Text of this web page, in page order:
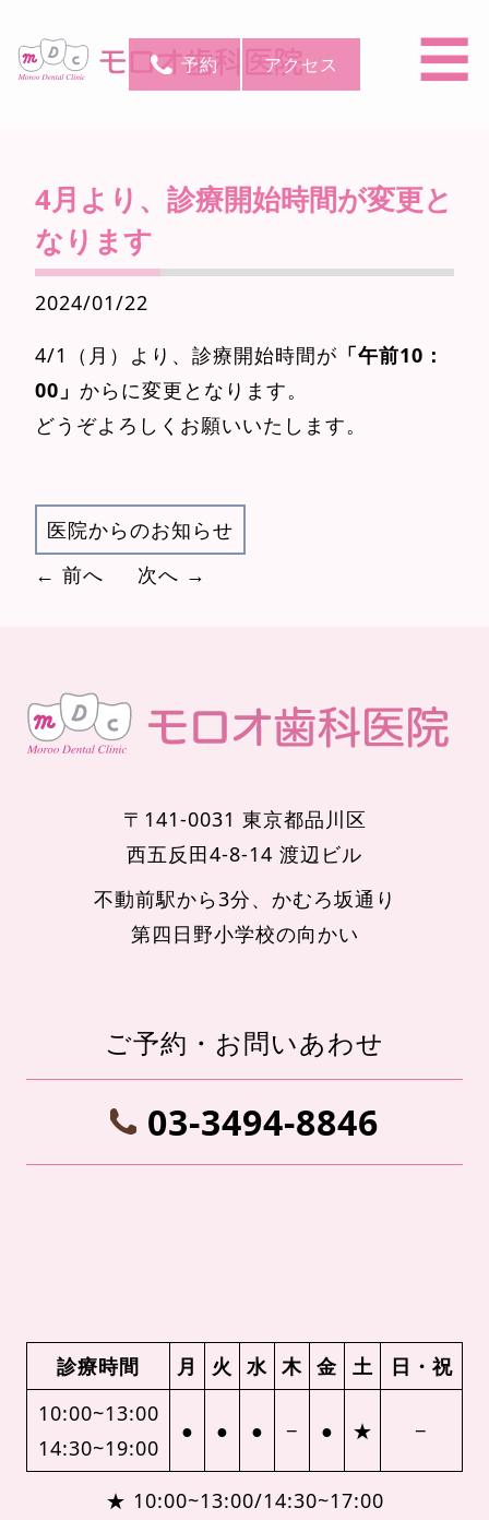
予約 アクセス ☰
4月より、診療開始時間が変更と
なります
2024/01/22
4/1（月）より、診療開始時間が 「午前10：
00」 からに変更となります。
どうぞよろしくお願いいたします。
医院からのお知らせ
← 前へ
次へ →
〒141-0031 東京都品川区
西五反田4-8-14 渡辺ビル
不動前駅から3分、かむろ坂通り
第四日野小学校の向かい
ご予約・お問いあわせ
03-3494-8846
診療時間 月 火 水 木 金 土
日・祝
10:00~13:00
14:30~19:00
● ● ● − ● ★ −
★ 10:00~13:00/14:30~17:00